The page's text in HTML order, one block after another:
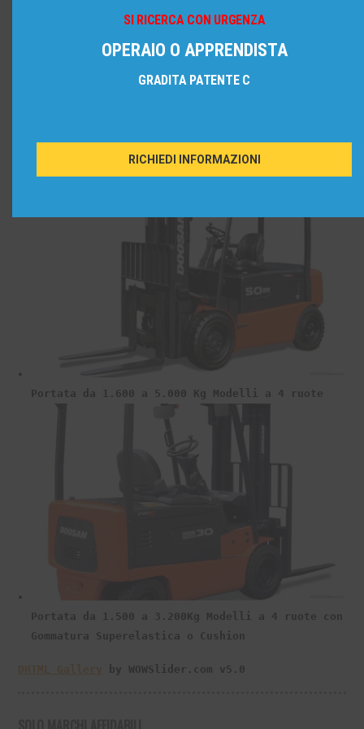
Portata da 1.600 a 5.000 Kg Modelli a 4 ruote
Portata da 1.500 a 3.200Kg Modelli a 4 ruote con
Gommatura Superelastica o Cushion
DHTML Gallery by WOWSlider.com v5.0
SI RICERCA CON URGENZA
OPERAIO O APPRENDISTA
GRADITA PATENTE C
RICHIEDI INFORMAZIONI